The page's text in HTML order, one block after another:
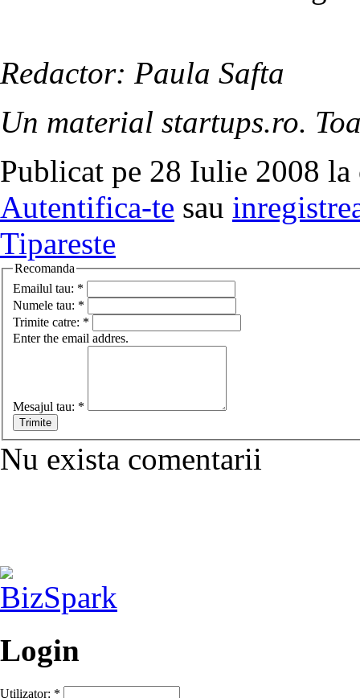
Redactor: Paula Safta
Un material startups.ro.
Publicat pe 28 Iulie 2008 la
Autentifica-te sau
Tipareste
Recomanda
Emailul tau: *
Numele tau: *
Trimite catre: *
Enter the email addres.
Mesajul tau: *
Nu exista comentarii
Login
Utilizator: *